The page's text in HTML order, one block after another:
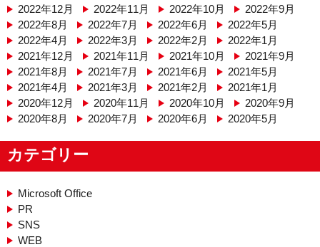
2022年12月
2022年11月 2022年10月
2022年9月
2022年8月
2022年7月 2022年6月
2022年5月
2022年4月
2022年3月 2022年2月
2022年1月
2021年12月
2021年11月 2021年10月
2021年9月
2021年8月
2021年7月 2021年6月
2021年5月
2021年4月
2021年3月 2021年2月
2021年1月
2020年12月
2020年11月 2020年10月
2020年9月
2020年8月
2020年7月 2020年6月 2020年5月
カテゴリー
Microsoft Office
PR
SNS
WEB